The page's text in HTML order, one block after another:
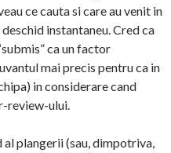
ce cauta si care au venit in
instantaneu. Cred ca
ca un factor
mai precis pentru ca in
in considerare cand
review-ului.
al plangerii (sau, dimpotriva,